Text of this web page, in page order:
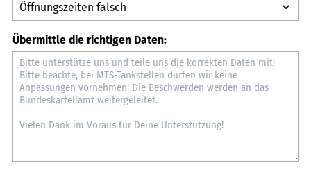
Übermittle die richtigen Daten: